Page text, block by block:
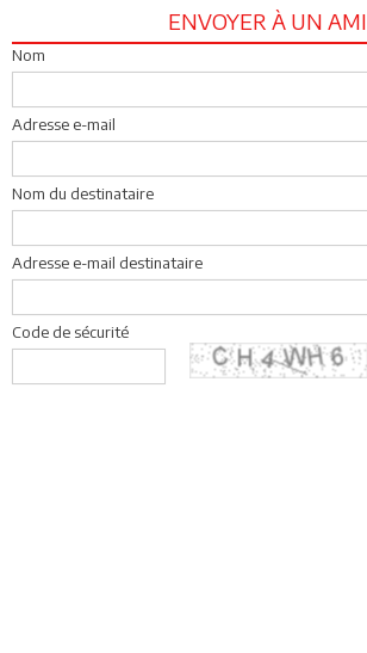
ENVOYER À UN AMI
Nom
Adresse e-mail
Nom du destinataire
Adresse e-mail destinataire
Code de sécurité